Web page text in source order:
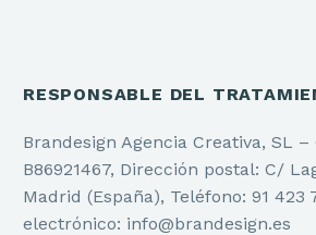
RESPONSABLE DEL
Brandesign Agencia Creativa, SL –
B86921467, Dirección postal: C/
Madrid (España), Teléfono: 91 423
electrónico: info@brandesign.es